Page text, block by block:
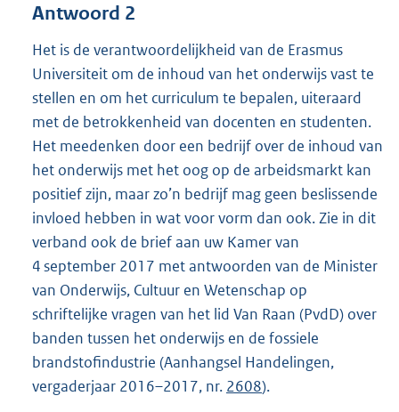
Antwoord 2
Het is de verantwoordelijkheid van de Erasmus
Universiteit om de inhoud van het onderwijs vast te
stellen en om het curriculum te bepalen, uiteraard
met de betrokkenheid van docenten en studenten.
Het meedenken door een bedrijf over de inhoud van
het onderwijs met het oog op de arbeidsmarkt kan
positief zijn, maar zo’n bedrijf mag geen beslissende
invloed hebben in wat voor vorm dan ook. Zie in dit
verband ook de brief aan uw Kamer van
4 september 2017 met antwoorden van de Minister
van Onderwijs, Cultuur en Wetenschap op
schriftelijke vragen van het lid Van Raan (PvdD) over
banden tussen het onderwijs en de fossiele
brandstofindustrie (Aanhangsel Handelingen,
vergaderjaar 2016–2017, nr. 2608).